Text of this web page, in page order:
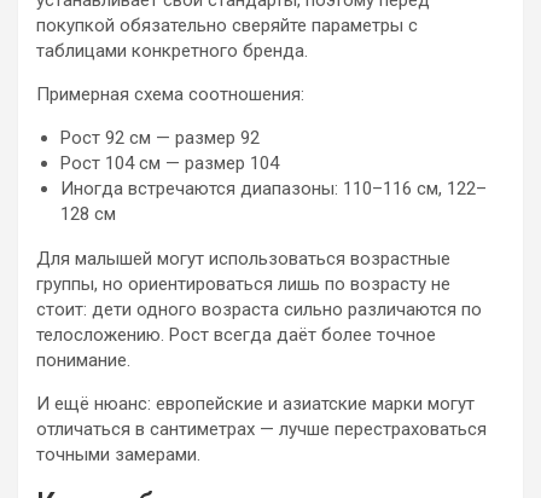
покупкой обязательно сверяйте параметры с
таблицами конкретного бренда.
Примерная схема соотношения:
Рост 92 см — размер 92
Рост 104 см — размер 104
Иногда встречаются диапазоны: 110–116 см, 122–
128 см
Для малышей могут использоваться возрастные
группы, но ориентироваться лишь по возрасту не
стоит: дети одного возраста сильно различаются по
телосложению. Рост всегда даёт более точное
понимание.
И ещё нюанс: европейские и азиатские марки могут
отличаться в сантиметрах — лучше перестраховаться
точными замерами.